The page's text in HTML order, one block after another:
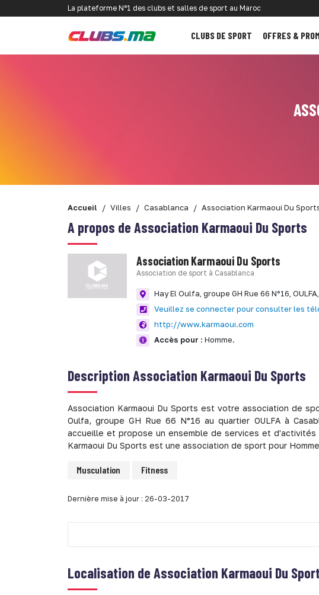
La plateforme N°1 des clubs et salles de sport au Maroc
CLUBS DE SPORT OFFRES &
Accueil Villes Casablanca Association Karmaoui Du
A propos de Association Karmaoui Du Sports
Association Karmaoui Du Sports
Association de sport à Casablanca
Hay El Oulfa, groupe GH Rue 66 N°16, OULFA,
Veuillez se connecter pour consulter les
http://www.karmaoui.com
Accès pour : Homme.
Description Association Karmaoui Du Sports
Association Karmaoui Du Sports est votre association de
Oulfa, groupe GH Rue 66 N°16 au quartier OULFA à
accueille et propose un ensemble de services et
Karmaoui Du Sports est une association de sport pour
Musculation Fitness
Dernière mise à jour : 26-03-2017
Localisation de Association Karmaoui Du